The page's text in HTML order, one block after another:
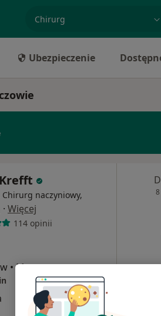
Ubezpieczenie
naczyniowy,
· Więcej
114 opinii
• Mapa
280 zł
8